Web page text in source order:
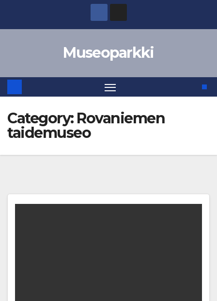
Museoparkki
Category: Rovaniemen
taidemuseo